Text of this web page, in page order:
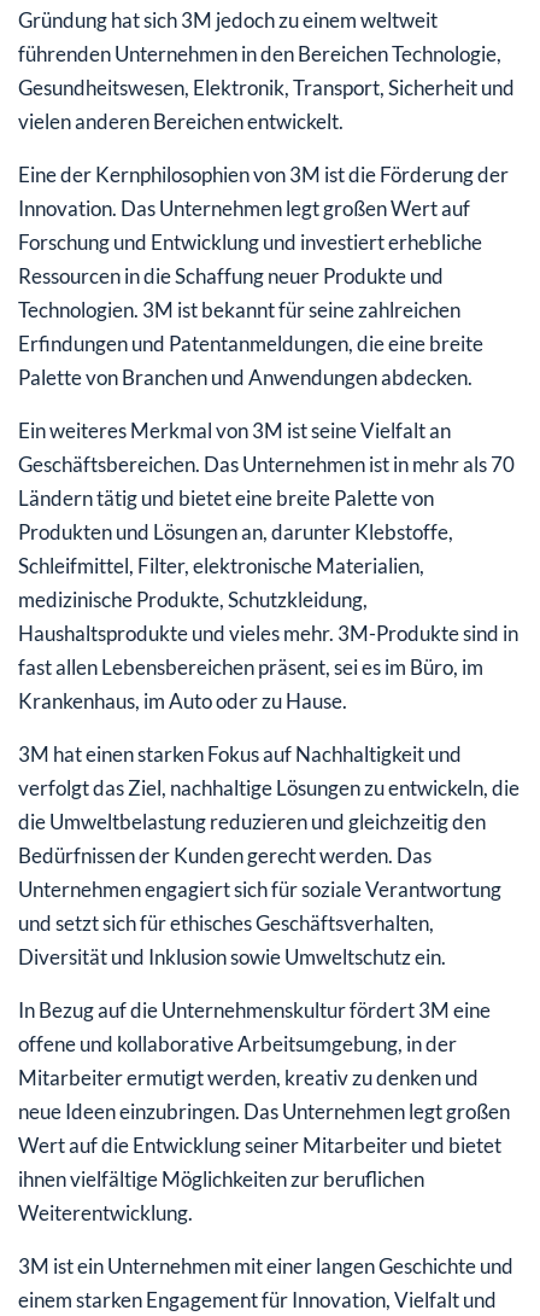
Gründung hat sich 3M jedoch zu einem weltweit
führenden Unternehmen in den Bereichen Technologie,
Gesundheitswesen, Elektronik, Transport, Sicherheit und
vielen anderen Bereichen entwickelt.
Eine der Kernphilosophien von 3M ist die Förderung der
Innovation. Das Unternehmen legt großen Wert auf
Forschung und Entwicklung und investiert erhebliche
Ressourcen in die Schaffung neuer Produkte und
Technologien. 3M ist bekannt für seine zahlreichen
Erfindungen und Patentanmeldungen, die eine breite
Palette von Branchen und Anwendungen abdecken.
Ein weiteres Merkmal von 3M ist seine Vielfalt an
Geschäftsbereichen. Das Unternehmen ist in mehr als 70
Ländern tätig und bietet eine breite Palette von
Produkten und Lösungen an, darunter Klebstoffe,
Schleifmittel, Filter, elektronische Materialien,
medizinische Produkte, Schutzkleidung,
Haushaltsprodukte und vieles mehr. 3M-Produkte sind in
fast allen Lebensbereichen präsent, sei es im Büro, im
Krankenhaus, im Auto oder zu Hause.
3M hat einen starken Fokus auf Nachhaltigkeit und
verfolgt das Ziel, nachhaltige Lösungen zu entwickeln, die
die Umweltbelastung reduzieren und gleichzeitig den
Bedürfnissen der Kunden gerecht werden. Das
Unternehmen engagiert sich für soziale Verantwortung
und setzt sich für ethisches Geschäftsverhalten,
Diversität und Inklusion sowie Umweltschutz ein.
In Bezug auf die Unternehmenskultur fördert 3M eine
offene und kollaborative Arbeitsumgebung, in der
Mitarbeiter ermutigt werden, kreativ zu denken und
neue Ideen einzubringen. Das Unternehmen legt großen
Wert auf die Entwicklung seiner Mitarbeiter und bietet
ihnen vielfältige Möglichkeiten zur beruflichen
Weiterentwicklung.
3M ist ein Unternehmen mit einer langen Geschichte und
einem starken Engagement für Innovation, Vielfalt und